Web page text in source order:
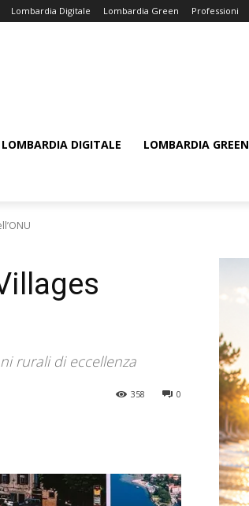
Lombardia Digitale Lombardia Green Professioni
LOMBARDIA DIGITALE LOMBARDIA GREEN
rurali di eccellenza
0
358